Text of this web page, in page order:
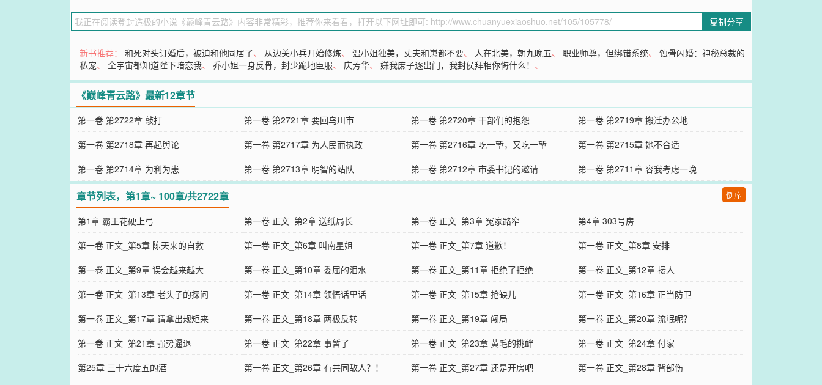
复制分享
新书推荐：和死对头订婚后，被迫和他同居了、 从边关小兵开始修炼、温小姐独美，丈夫和崽都不要、 人在北美，朝九晚五、职业师尊，但绑错系统、蚀骨闪婚：神秘总裁的
私宠、全宇宙都知道陛下暗恋我、乔小姐一身反骨，封少跪地臣服、 庆芳华、嫌我庶子逐出门，我封侯拜相你悔什么！ 、
《巅峰青云路》最新12章节
第一卷 第2722章 敲打 第一卷 第2721章 要回乌川市 第一卷 第2720章 干部们的抱怨
第一卷 第2719章 搬迁办公地
第一卷 第2718章 再起舆论
第一卷 第2717章 为人民而执政 第一卷 第2716章 吃一堑，又吃一堑
第一卷 第2715章 她不合适
第一卷 第2714章 为利为患
第一卷 第2713章 明智的站队 第一卷 第2712章 市委书记的邀请 第一卷 第2711章 容我考虑一晚
章节列表，第1章~ 100章/共2722章 倒序
第1章 霸王花硬上弓 第一卷 正文_第2章 送纸局长 第一卷 正文_第3章 冤家路窄
第4章 303号房
第一卷 正文_第5章 陈天来的自救
第一卷 正文_第6章 叫南星姐 第一卷 正文_第7章 道歉！
第一卷 正文_第8章 安排
第一卷 正文_第9章 误会越来越大
第一卷 正文_第10章 委屈的泪水 第一卷 正文_第11章 拒绝了拒绝
第一卷 正文_第12章 接人
第一卷 正文_第13章 老头子的探问
第一卷 正文_第14章 领悟话里话 第一卷 正文_第15章 抢缺儿
第一卷 正文_第16章 正当防卫
第一卷 正文_第17章 请拿出规矩来
第一卷 正文_第18章 两极反转 第一卷 正文_第19章 闯局
第一卷 正文_第20章 流氓呢？
第一卷 正文_第21章 强势逼退
第一卷 正文_第22章 事暂了 第一卷 正文_第23章 黄毛的挑衅
第一卷 正文_第24章 付家
第25章 三十六度五的酒
第一卷 正文_第26章 有共同敌人？！ 第一卷 正文_第27章 还是开房吧
第一卷 正文_第28章 背部伤